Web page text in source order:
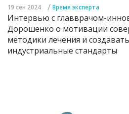
19 сен 2024 / Время эксперта
Интервью с главврачом-
Дорошенко о мотивации
методики лечения и
индустриальные стандарты